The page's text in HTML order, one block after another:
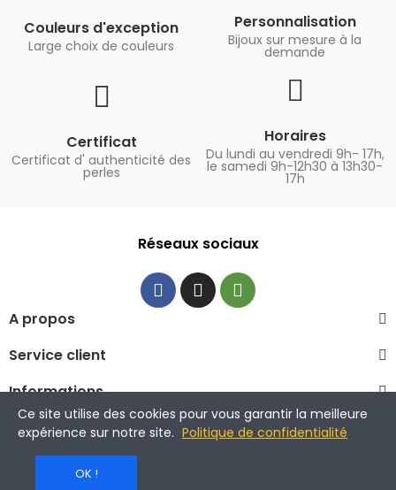
Couleurs d'exception
Large choix de couleurs
Personnalisation
Bijoux sur mesure à la
demande
Certificat
Certificat d' authenticité des
perles
Horaires
Du lundi au vendredi 9h- 17h,
le samedi 9h-12h30 à 13h30-
17h
Réseaux sociaux
A propos
Service client
Informations
© 2023 La Maison de la Perle
Ce site utilise des cookies pour vous garantir la meilleure
expérience sur notre site. Politique de confidentialité
OK !